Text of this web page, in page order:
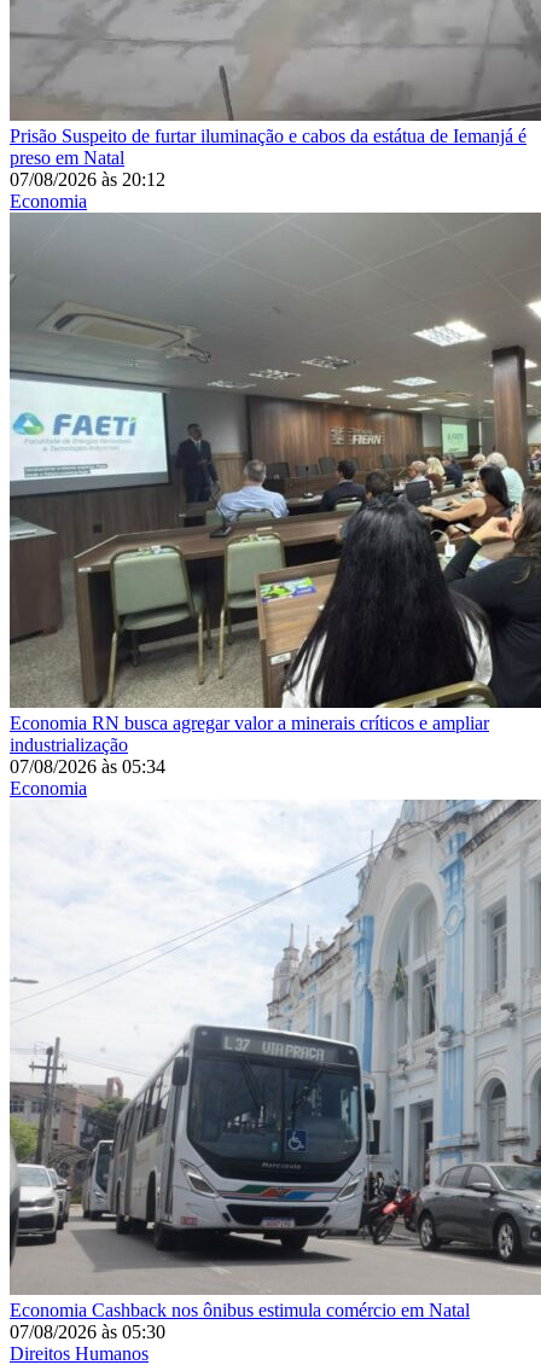
Prisão Suspeito de furtar iluminação e cabos da estátua de Iemanjá é
preso em Natal
07/08/2026 às 20:12
Economia
Economia RN busca agregar valor a minerais críticos e ampliar
industrialização
07/08/2026 às 05:34
Economia
Economia Cashback nos ônibus estimula comércio em Natal
07/08/2026 às 05:30
Direitos Humanos